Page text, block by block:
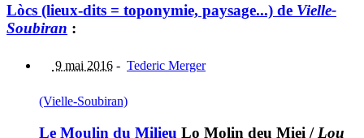
Lòcs (lieux-dits = toponymie, paysage...) de Vielle-
Soubiran :
9 mai 2016 - Tederic Merger
(Vielle-Soubiran)
Le Moulin du Milieu Lo Molin deu Miei / Lou